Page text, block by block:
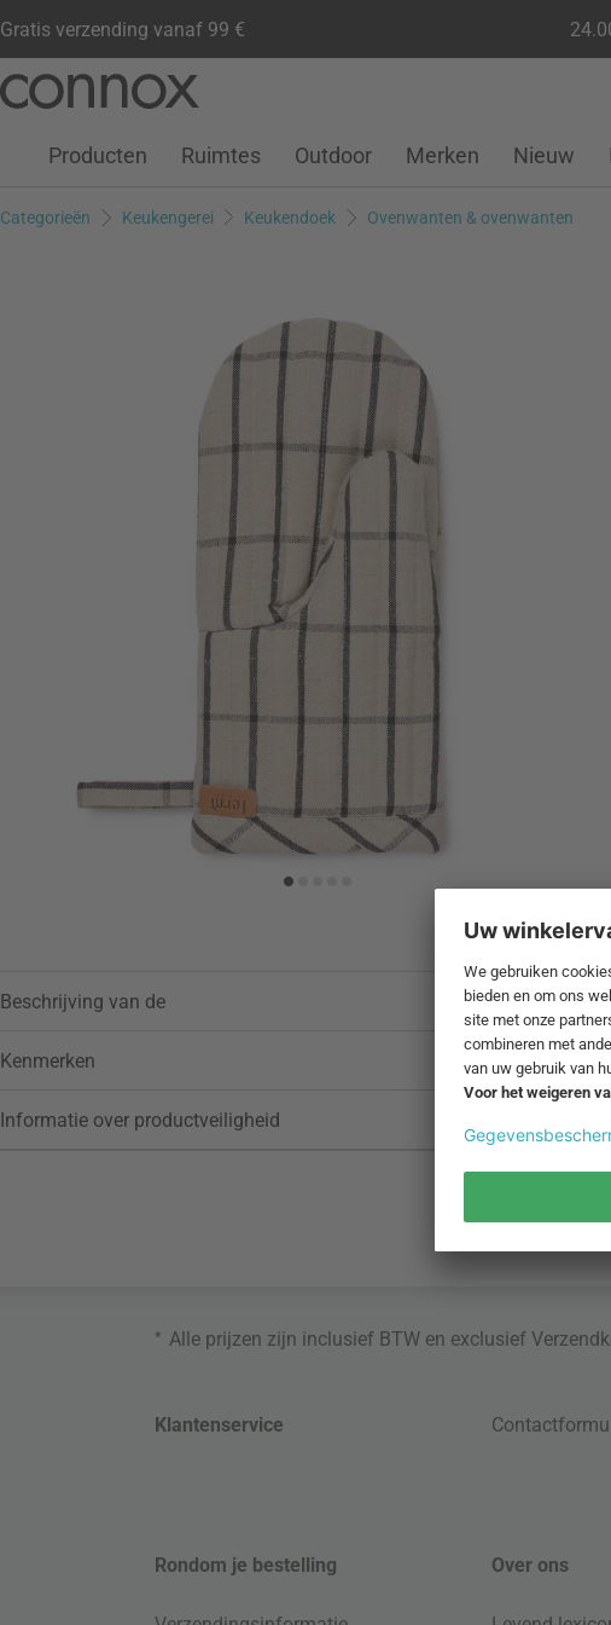
Gratis verzending vanaf 99 €
pagina-
zoeken
Klantenaccount
Verlanglijstje
Warenkorb
Producten Ruimtes Outdoor Merken Nieuw
Categorieën Keukengerei Keukendoek Ovenwanten & ovenwanten
aan verlanglijstje
Beschrijving van de
Kenmerken
Informatie over productveiligheid
* Alle prijzen zijn inclusief BTW en exclusief
Klantenservice
Rondom je bestelling Over ons